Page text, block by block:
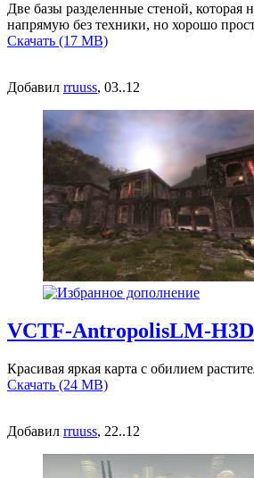
Две базы разделенные стеной, которая
напрямую без техники, но хорошо
Скачать (17 MB)
Добавил rruuss, 03..12
VCTF-AntropolisLM-H3D
Красивая яркая карта с обилием
Скачать (24 MB)
Добавил rruuss, 22..12